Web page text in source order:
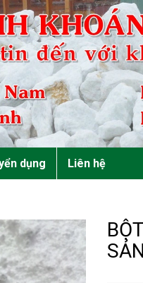
dụng Liên hệ